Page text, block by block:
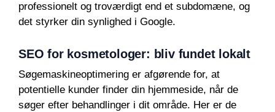
professionelt og troværdigt end et subdomæne, og
det styrker din synlighed i Google.
SEO for kosmetologer: bliv fundet lokalt
Søgemaskineoptimering er afgørende for, at
potentielle kunder finder din hjemmeside, når de
søger efter behandlinger i dit område. Her er de